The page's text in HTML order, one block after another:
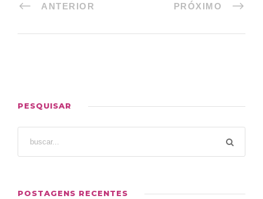
ANTERIOR PRÓXIMO
PESQUISAR
POSTAGENS RECENTES